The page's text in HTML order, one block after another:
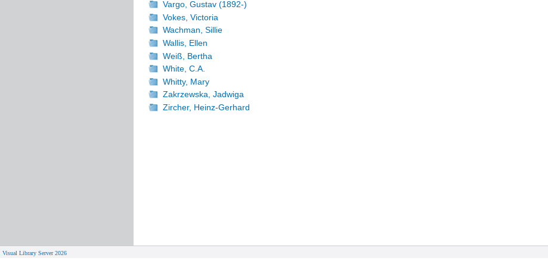
Vargo, Gustav (1892-)
Vokes, Victoria
Wachman, Sillie
Wallis, Ellen
Weiß, Bertha
White, C.A.
Whitty, Mary
Zakrzewska, Jadwiga
Zircher, Heinz-Gerhard
Visual Library Server 2026